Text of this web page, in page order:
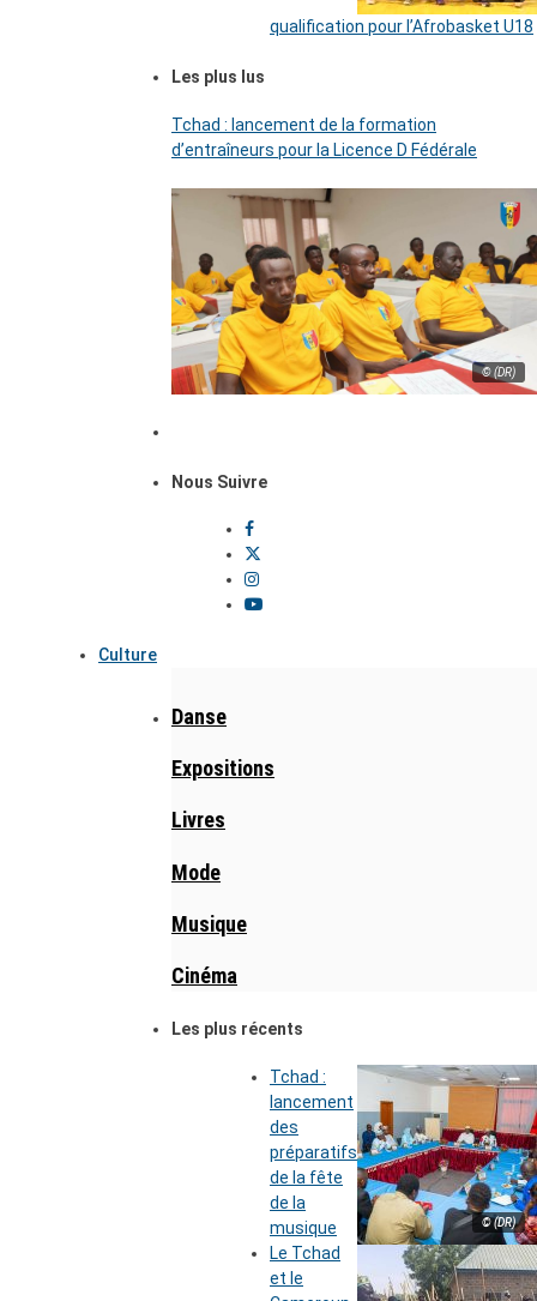
qualification pour l’Afrobasket U18
Les plus lus
Tchad : lancement de la formation
d’entraîneurs pour la Licence D Fédérale
© (DR)
Nous Suivre
Culture
Danse
Expositions
Livres
Mode
Musique
Cinéma
Les plus récents
© (DR)
Tchad :
lancement
des
préparatifs
de la fête
de la
musique
Le Tchad
et le